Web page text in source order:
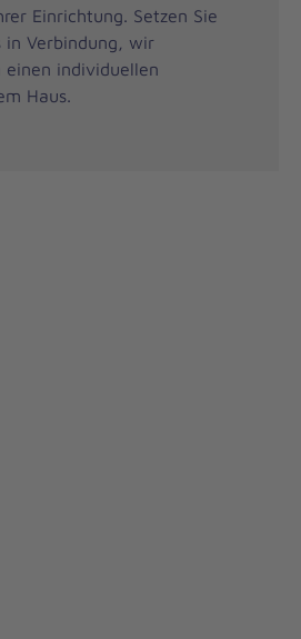
Einrichtung. Setzen Sie
Verbindung, wir
einen individuellen
Haus.